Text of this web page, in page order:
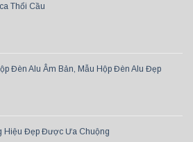
Thổi Cầu
Đèn Alu Âm Bản, Mẫu Hộp Đèn Alu Đẹp
Hiệu Đẹp Được Ưa Chuộng